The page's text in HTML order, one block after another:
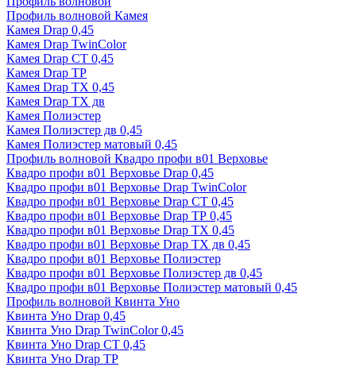
Профиль волновой Камея
Камея Drap 0,45
Камея Drap TwinColor
Камея Drap СТ 0,45
Камея Drap ТР
Камея Drap ТХ 0,45
Камея Drap ТХ дв
Камея Полиэстер
Камея Полиэстер дв 0,45
Камея Полиэстер матовый 0,45
Профиль волновой Квадро профи в01 Верховье
Квадро профи в01 Верховье Drap 0,45
Квадро профи в01 Верховье Drap TwinColor
Квадро профи в01 Верховье Drap СТ 0,45
Квадро профи в01 Верховье Drap ТР 0,45
Квадро профи в01 Верховье Drap ТХ 0,45
Квадро профи в01 Верховье Drap ТХ дв 0,45
Квадро профи в01 Верховье Полиэстер
Квадро профи в01 Верховье Полиэстер дв 0,45
Квадро профи в01 Верховье Полиэстер матовый 0,45
Профиль волновой Квинта Уно
Квинта Уно Drap 0,45
Квинта Уно Drap TwinColor 0,45
Квинта Уно Drap СТ 0,45
Квинта Уно Drap ТР